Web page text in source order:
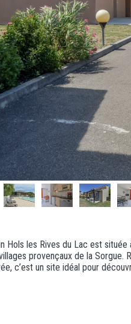
Hols les Rives du Lac est
provençaux de la
c’est un site idéal pour